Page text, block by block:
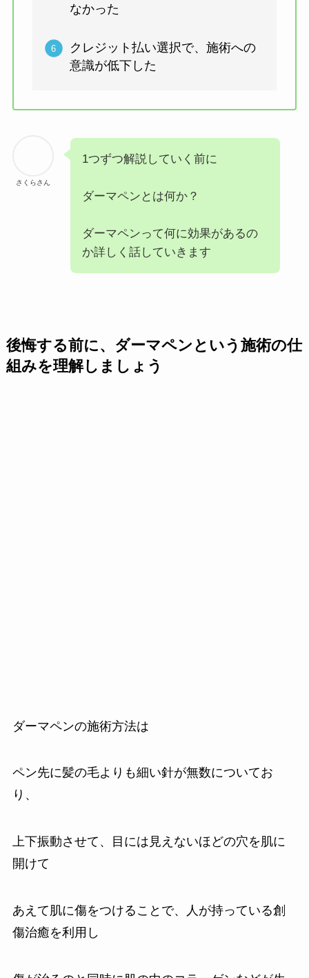
なかった
クレジット払い選択で、施術への
意識が低下した
さくらさん
1つずつ解説していく前に
ダーマペンとは何か？
ダーマペンって何に効果があるの
か詳しく話していきます
後悔する前に、ダーマペンという施術の仕
組みを理解しましょう
ダーマペンの施術方法は
ペン先に髪の毛よりも細い針が無数についてお
り、
上下振動させて、目には見えないほどの穴を肌に
開けて
あえて肌に傷をつけることで、人が持っている創
傷治癒を利用し